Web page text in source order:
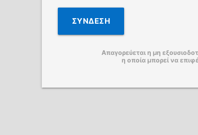
ΣΥΝΔΕΣΗ
Απαγορεύεται η μη
η οποία μπορεί να